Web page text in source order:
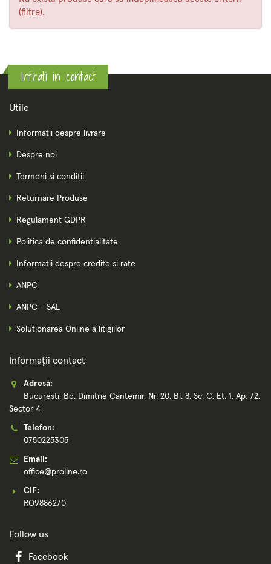
(filtre).
Intrati in contact
Utile
Informatii despre livrare
Despre noi
Termeni si conditii
Returnare Produse
Regulament GDPR
Politica de confidentialitate
Informatii despre credite si rate
ANPC
ANPC - SAL
Solutionarea Online a litigiilor
Informații contact
Adresă:
Bucuresti, Bd. Dimitrie Cantemir, Nr. 20, Bl. 8, Sc. C, Et. 1, Ap. 72,
Sector 4
Telefon:
0750225305
Email:
office@proline.ro
CIF:
RO9886270
Follow us
Facebook